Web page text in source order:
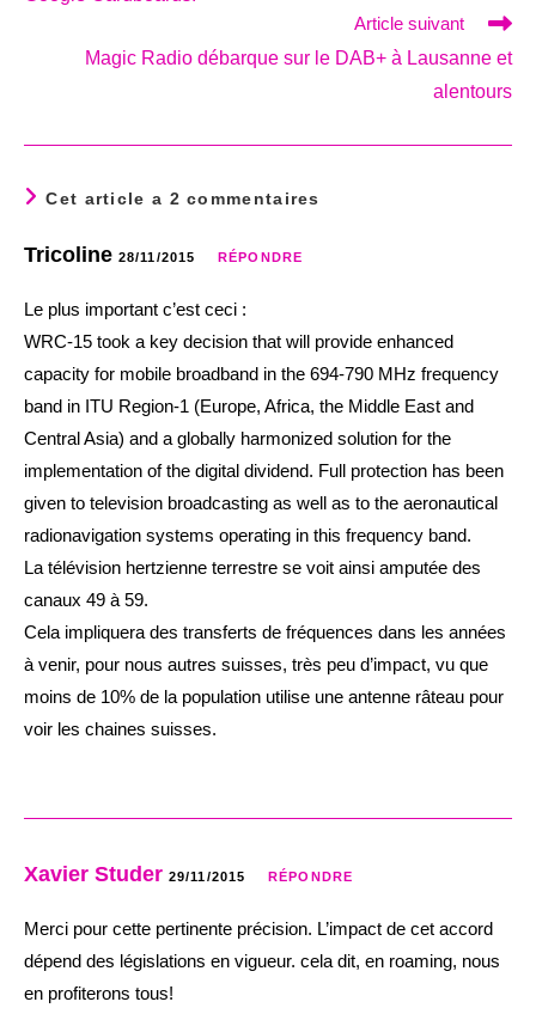
Article suivant
Magic Radio débarque sur le DAB+ à Lausanne et
alentours
Cet article a 2 commentaires
Tricoline 28/11/2015 RÉPONDRE
Le plus important c’est ceci :
WRC-15 took a key decision that will provide enhanced
capacity for mobile broadband in the 694-790 MHz frequency
band in ITU Region-1 (Europe, Africa, the Middle East and
Central Asia) and a globally harmonized solution for the
implementation of the digital dividend. Full protection has been
given to television broadcasting as well as to the aeronautical
radionavigation systems operating in this frequency band.
La télévision hertzienne terrestre se voit ainsi amputée des
canaux 49 à 59.
Cela impliquera des transferts de fréquences dans les années
à venir, pour nous autres suisses, très peu d’impact, vu que
moins de 10% de la population utilise une antenne râteau pour
voir les chaines suisses.
Xavier Studer 29/11/2015 RÉPONDRE
Merci pour cette pertinente précision. L’impact de cet accord
dépend des législations en vigueur. cela dit, en roaming, nous
en profiterons tous!